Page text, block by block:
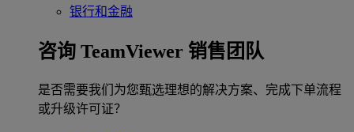
银行和金融
咨询 TeamViewer 销售团队
是否需要我们为您甄选理想的解决方案、完成下单流程
或升级许可证？